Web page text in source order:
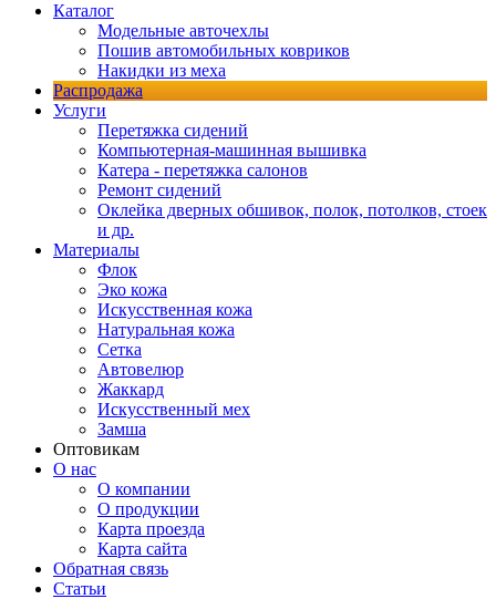
Каталог
Модельные авточехлы
Пошив автомобильных ковриков
Накидки из меха
Распродажа
Услуги
Перетяжка сидений
Компьютерная-машинная вышивка
Катера - перетяжка салонов
Ремонт сидений
Оклейка дверных обшивок, полок, потолков, стоек
и др.
Материалы
Флок
Эко кожа
Искусственная кожа
Натуральная кожа
Сетка
Автовелюр
Жаккард
Искусственный мех
Замша
Оптовикам
О нас
О компании
О продукции
Карта проезда
Карта сайта
Обратная связь
Статьи